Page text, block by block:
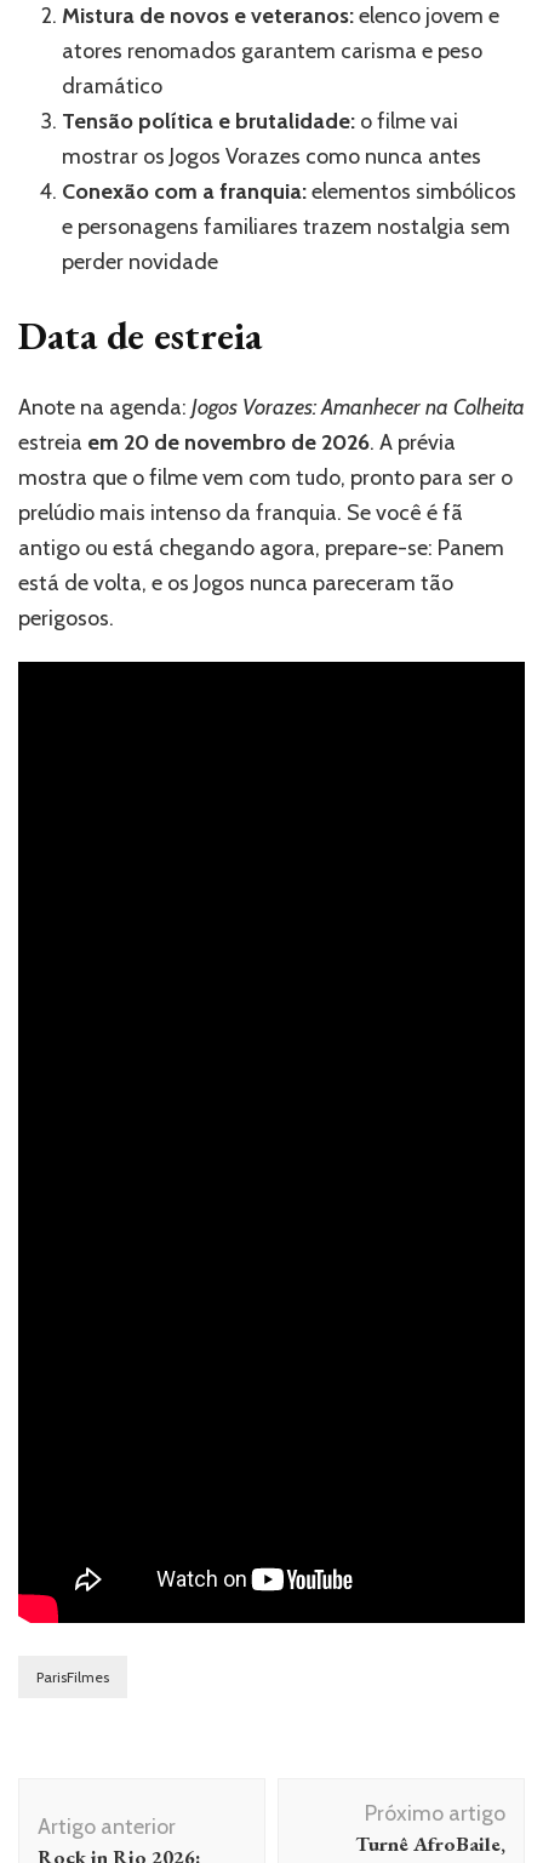
Mistura de novos e veteranos:elenco jovem e
atores renomados garantem carisma e peso
dramático
Tensão política e brutalidade: o filme vai
mostrar os Jogos Vorazes como nunca antes
Conexão com a franquia:elementos simbólicos
e personagens familiares trazem nostalgia sem
perder novidade
Data de estreia
Anote na agenda: Jogos Vorazes: Amanhecer na Colheita
estreia em 20 de novembro de 2026. A prévia
mostra que o filme vem com tudo, pronto para ser o
prelúdio mais intenso da franquia. Se você é fã
antigo ou está chegando agora, prepare-se: Panem
está de volta, e os Jogos nunca pareceram tão
perigosos.
ParisFilmes
de
Artigo anterior
Rock in Rio 2026:
Próximo artigo
Turnê AfroBaile,